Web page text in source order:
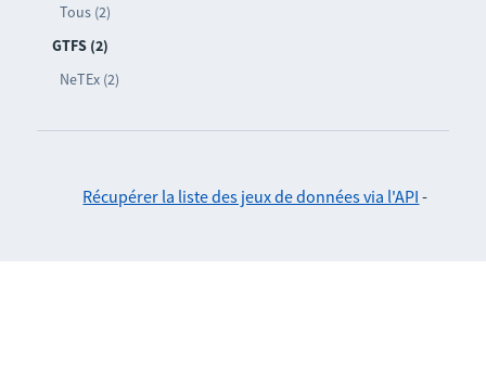
Tous (2)
GTFS (2)
NeTEx (2)
Récupérer la liste des jeux de données via l'API -